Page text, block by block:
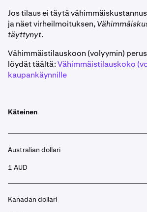
Jos tilaus ei täytä
ja näet virheilmoituksen,
täyttynyt.
Vähimmäistilauskoon (volyymin)
löydät täältä:Vähimmäistilauskoko
kaupankäynnille
Käteinen
Australian dollari
1 AUD
Kanadan dollari